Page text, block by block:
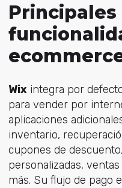
Principales
Wixintegra por
para vender por
aplicaciones
inventario,
cupones de
personalizadas,
más. Su flujo de pago